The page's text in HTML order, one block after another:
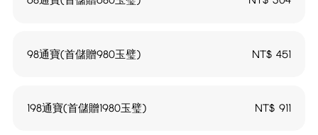
98通寶(首儲贈980玉璧) NT$451
198通寶(首儲贈1980玉璧) NT$911